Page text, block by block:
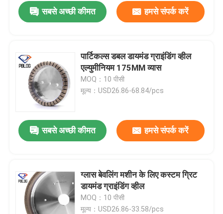
होम
सबसे अच्छी कीमत हमसे संपर्क करें
पार्टिकल्स डबल डायमंड ग्राइंडिंग व्हील
एल्युमीनियम 175MM व्यास
MOQ：10 पीसी
मूल्य：USD26.86-68.84/pcs
सबसे अच्छी कीमत हमसे संपर्क करें
ग्लास बेवलिंग मशीन के लिए कस्टम ग्रिट
डायमंड ग्राइंडिंग व्हील
MOQ：10 पीसी
मूल्य：USD26.86-33.58/pcs